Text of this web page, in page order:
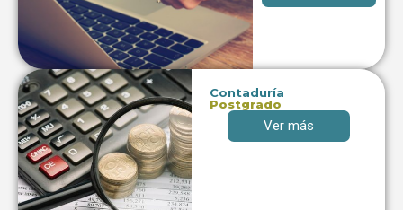
Contaduría
Postgrado
Ver más